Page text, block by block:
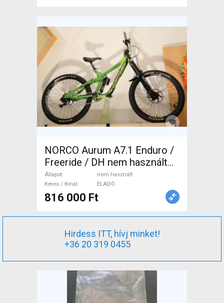
NORCO Aurum A7.1 Enduro /
Freeride / DH nem használt
ELADÓ
Állapot
nem használt
Keres / Kínál
ELADÓ
816 000 Ft
Hirdess ITT, hívj minket!
+36 20 319 0455